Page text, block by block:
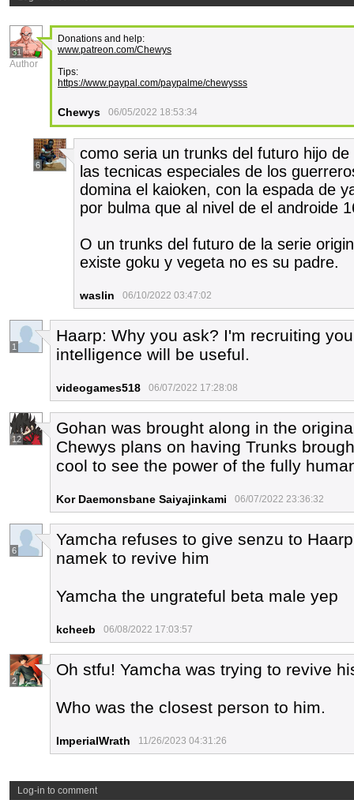
31
Author
Donations and help:
www.patreon.com/Chewys
Tips:
https://www.paypal.com/paypalme/chewysss
Chewys 06/05/2022 18:53:34
6
como seria un trunks del futuro hijo
las tecnicas especiales de los
domina el kaioken, con la espada de
por bulma que al nivel de el androide
O un trunks del futuro de la serie
existe goku y vegeta no es su padre.
waslin 06/10/2022 03:47:02
1
Haarp: Why you ask? I'm recruiting
intelligence will be useful.
videogames518 06/07/2022 17:28:08
12
Gohan was brought along in the
Chewys plans on having Trunks
cool to see the power of the fully
Kor Daemonsbane Saiyajinkami 06/07/2022 23:36:32
6
Yamcha refuses to give senzu to
namek to revive him
Yamcha the ungrateful beta male yep
kcheeb 06/08/2022 17:03:57
2
Oh stfu! Yamcha was trying to revive
Who was the closest person to him.
ImperialWrath 11/26/2023 04:31:26
Log-in to comment